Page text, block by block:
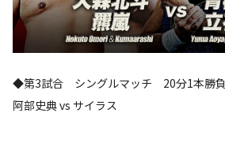
◆第3試合 シングルマッチ 20分1本勝負
阿部史典 vs サイラス